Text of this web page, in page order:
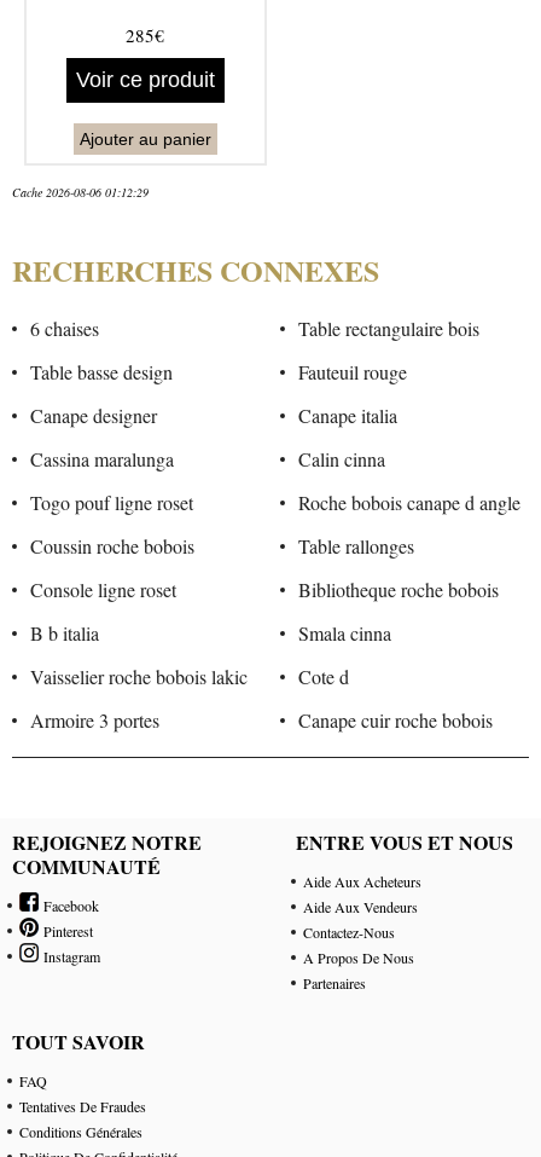
285€
Voir ce produit
Ajouter au panier
Cache 2026-08-06 01:12:29
RECHERCHES CONNEXES
6 chaises
Table rectangulaire bois
Table basse design
Fauteuil rouge
Canape designer
Canape italia
Cassina maralunga
Calin cinna
Togo pouf ligne roset
Roche bobois canape d angle
Coussin roche bobois
Table rallonges
Console ligne roset
Bibliotheque roche bobois
B b italia
Smala cinna
Vaisselier roche bobois lakic
Cote d
Armoire 3 portes
Canape cuir roche bobois
REJOIGNEZ NOTRE
COMMUNAUTÉ
Facebook
Pinterest
Instagram
ENTRE VOUS ET NOUS
Aide Aux Acheteurs
Aide Aux Vendeurs
Contactez-Nous
A Propos De Nous
Partenaires
TOUT SAVOIR
FAQ
Tentatives De Fraudes
Conditions Générales